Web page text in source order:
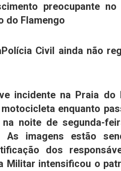
preocupante
do Flamengo
Polícia Civil ainda não
incidente na Praia do
enquanto
noite de segunda-
imagens estão
dos
Militar intensificou o